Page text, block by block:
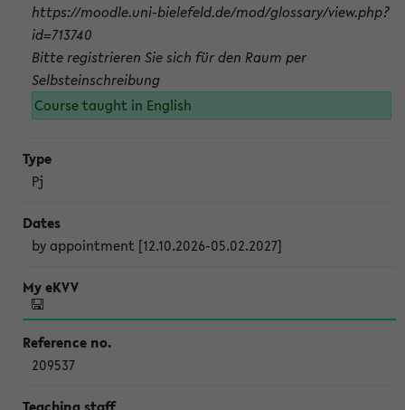
https://moodle.uni-bielefeld.de/mod/glossary/view.php?
id=713740
Bitte registrieren Sie sich für den Raum per
Selbsteinschreibung
Course taught in English
Pj
by appointment [12.10.2026-05.02.2027]
209537